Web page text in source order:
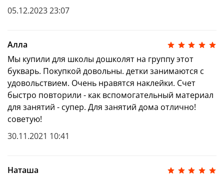
закрепить свои учебные успехи.
05.12.2023 23:07
Алла
Мы купили для школы дошколят на группу этот
букварь. Покупкой довольны. детки занимаются с
удовольствием. Очень нравятся наклейки. Счет
быстро повторили - как вспомогательный материал
для занятий - супер. Для занятий дома отлично!
советую!
30.11.2021 10:41
Наташа